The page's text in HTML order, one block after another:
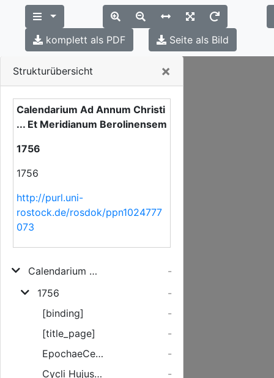
Strukturübersicht ×
Calendarium Ad Annum Christi
... Et Meridianum Berolinensem
1756
1756
http://purl.uni-
rostock.de/rosdok/ppn1024777
073
Calendarium Ad Annum Christi ... Et Meridianum Berolinensem
-
1756
-
[binding]
-
[title_page]
-
EpochaeCelebriores.
-
Cycli Hujus Anni.
-
komplett als PDF Seite als Bild